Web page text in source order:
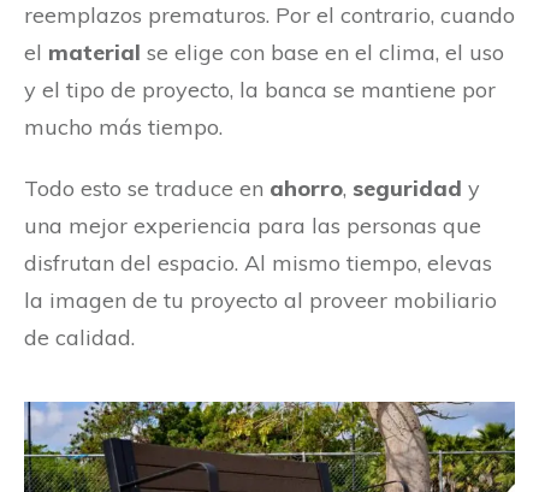
reemplazos prematuros. Por el contrario, cuando
el material se elige con base en el clima, el uso
y el tipo de proyecto, la banca se mantiene por
mucho más tiempo.
Todo esto se traduce en ahorro, seguridad y
una mejor experiencia para las personas que
disfrutan del espacio. Al mismo tiempo, elevas
la imagen de tu proyecto al proveer mobiliario
de calidad.